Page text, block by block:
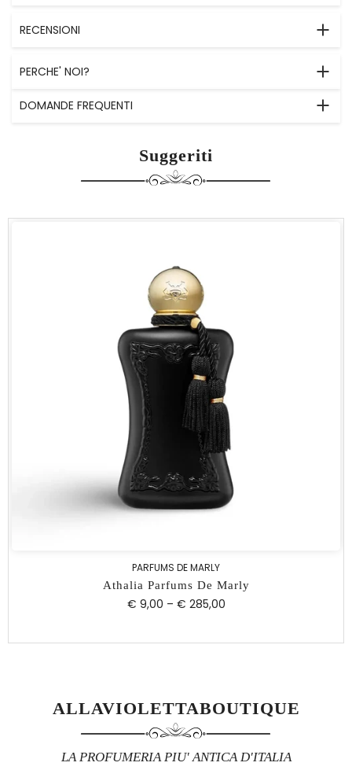
RECENSIONI
PERCHE' NOI?
DOMANDE FREQUENTI
Suggeriti
PARFUMS DE MARLY
Athalia Parfums De Marly
€ 9,00 – € 285,00
ALLAVIOLETTABOUTIQUE
LA PROFUMERIA PIU' ANTICA D'ITALIA